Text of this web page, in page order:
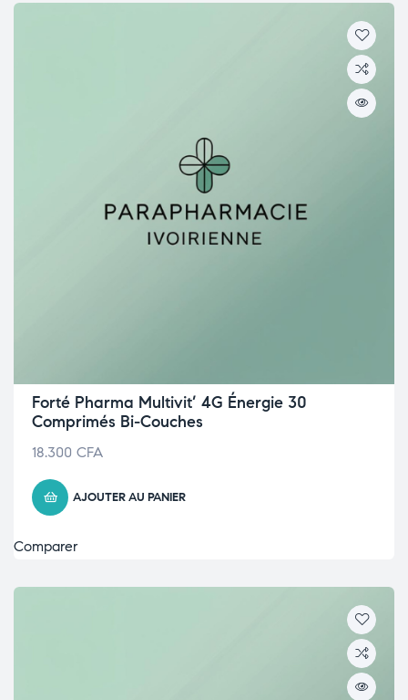
Forté Pharma Multivit’ 4G Énergie 30
Comprimés Bi-Couches
18.300 CFA
AJOUTER AU PANIER
Comparer